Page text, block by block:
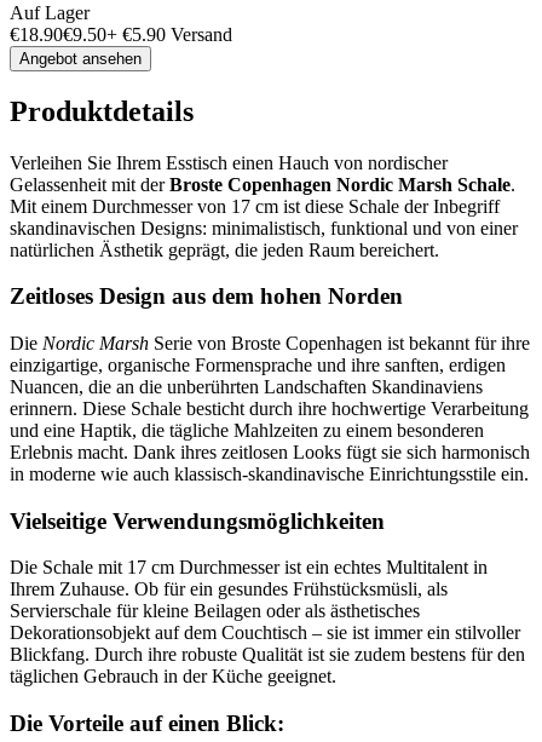
Auf Lager
€18.90€9.50+ €5.90 Versand
Angebot ansehen
Produktdetails
Verleihen Sie Ihrem Esstisch einen Hauch von nordischer
Gelassenheit mit derBroste Copenhagen Nordic Marsh Schale.
Mit einem Durchmesser von 17 cm ist diese Schale der Inbegriff
skandinavischen Designs: minimalistisch, funktional und von einer
natürlichen Ästhetik geprägt, die jeden Raum bereichert.
Zeitloses Design aus dem hohen Norden
Die Nordic Marsh Serie von Broste Copenhagen ist bekannt für ihre
einzigartige, organische Formensprache und ihre sanften, erdigen
Nuancen, die an die unberührten Landschaften Skandinaviens
erinnern. Diese Schale besticht durch ihre hochwertige Verarbeitung
und eine Haptik, die tägliche Mahlzeiten zu einem besonderen
Erlebnis macht. Dank ihres zeitlosen Looks fügt sie sich harmonisch
in moderne wie auch klassisch-skandinavische Einrichtungsstile ein.
Vielseitige Verwendungsmöglichkeiten
Die Schale mit 17 cm Durchmesser ist ein echtes Multitalent in
Ihrem Zuhause. Ob für ein gesundes Frühstücksmüsli, als
Servierschale für kleine Beilagen oder als ästhetisches
Dekorationsobjekt auf dem Couchtisch – sie ist immer ein stilvoller
Blickfang. Durch ihre robuste Qualität ist sie zudem bestens für den
täglichen Gebrauch in der Küche geeignet.
Die Vorteile auf einen Blick: